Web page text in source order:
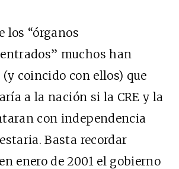
los “órganos
muchos han
coincido con ellos) que
a la nación si la CRE y la
con independencia
Basta recordar
enero de 2001 el gobierno